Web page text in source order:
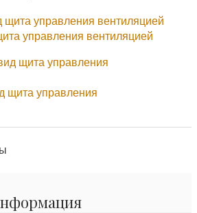
управления вентиляцией
щита управления